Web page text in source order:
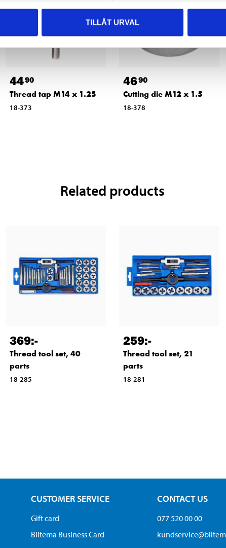
TILLÅT URVAL
4490
Thread tap M14 x 1.25
18-373
4690
Cutting die M12 x 1.5
18-378
Related products
369:-
Thread tool set, 40
parts
18-285
259:-
Thread tool set, 21
parts
18-281
CUSTOMER SERVICE
Gift card
Biltema Business Card
CONTACT US
077 520 00 00